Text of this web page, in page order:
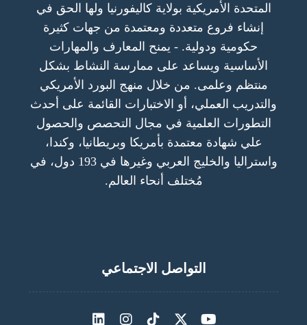
المتحدة الأمريكية بولاية كاليفورنيا ولها الحق في
إنشاء فروع متعددة ومعتمدة من جهات كثيرة
حكومية ودولية. - يمنح المعارف والمهارات
الأساسية ويساعد على ممارسة النشاط بشكل
منتظم وعلمى. من خلال منهج البورد الأمريكي
والتدريب العملي، أو الاختبارات القائمة على أحدث
التطورات العلمية في مجال التحصص والحصول
علي شهادة معتمدة بأمريكا وبريطانيا، وكندا،
واستراليا والخليج العربي وغيرها في 193 دول، في
مُختلف أنحاء العالم.
التواصل الاجتماعي